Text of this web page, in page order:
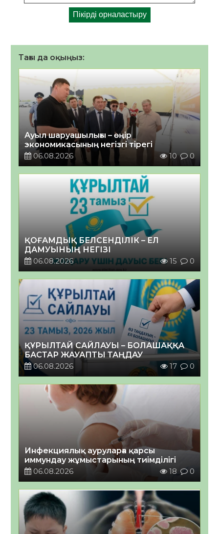
Тағы да оқыңыз:
Ауыл шаруашылығы – өңір
экономикасының негізгі тірегі
06.08.2026
10 0
ҚОҒАМДЫҚ БЕЛСЕНДІЛІК – ЕЛ
ДАМУЫНЫҢ НЕГІЗІ
06.08.2026
15 0
ҚҰРЫЛТАЙ САЙЛАУЫ – БОЛАШАҚҚА
БАСТАР ЖАУАПТЫ ТАҢДАУ
06.08.2026
17 0
Инфекциялық ауруларға қарсы
иммундау жұмыстарының тиімділігі
06.08.2026
18 0